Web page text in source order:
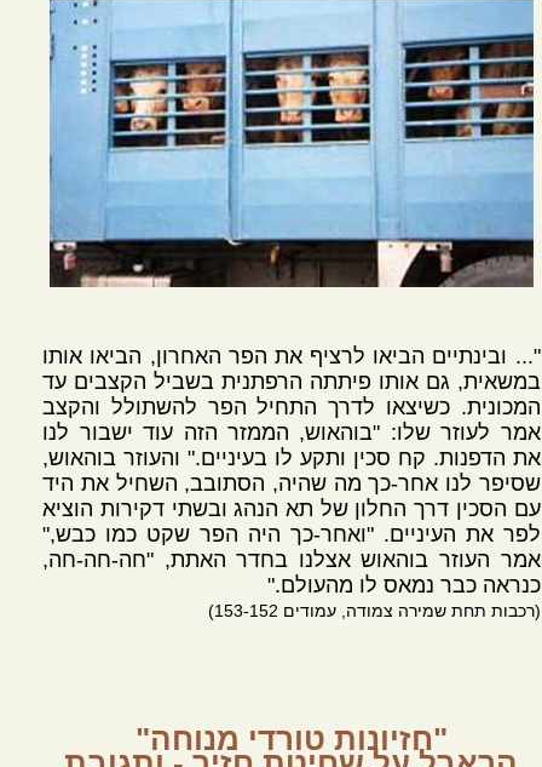
"... ובינתיים הביאו לרציף את הפר האחרון, הביאו אותו
במשאית, גם אותו פיתתה הרפתנית בשביל הקצבים עד
המכונית. כשיצאו לדרך התחיל הפר להשתולל והקצב
אמר לעוזר שלו: "בוהאוש, הממזר הזה עוד ישבור לנו
את הדפנות. קח סכין ותקע לו בעיניים." והעוזר בוהאוש,
שסיפר לנו אחר-כך מה שהיה, הסתובב, השחיל את היד
עם הסכין דרך החלון של תא הנהג ובשתי דקירות הוציא
לפר את העיניים. "ואחר-כך היה הפר שקט כמו כבש,"
אמר העוזר בוהאוש אצלנו בחדר האתת, "חה-חה-חה,
כנראה כבר נמאס לו מהעולם."
(רכבות תחת שמירה צמודה, עמודים 153-152)
"חזיונות טורדי מנוחה"